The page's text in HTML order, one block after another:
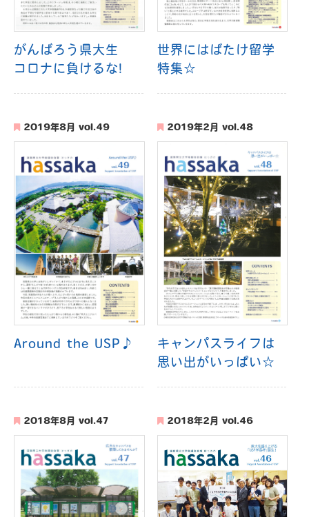
がんばろう県大生
コロナに負けるな!
世界にはばたけ留学
特集☆
2019年8月 vol.49
Around the USP♪
2019年2月 vol.48
キャンパスライフは
思い出がいっぱい☆
2018年8月 vol.47 2018年2月 vol.46